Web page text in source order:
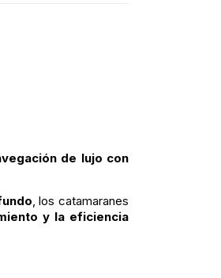
de lujo con
, los catamaranes
y la eficiencia